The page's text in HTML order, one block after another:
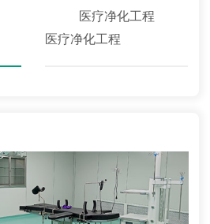
医疗净化工程
医疗净化工程